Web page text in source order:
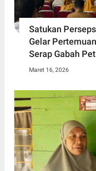
Satukan
Gelar
Serap Gabah
Maret 16, 2026